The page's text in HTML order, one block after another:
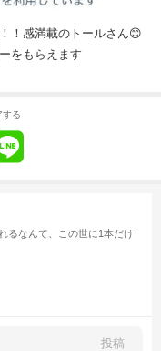
！感満載のトールさん😊
をもらえます
する
るなんて、この世に1本だけ
投稿